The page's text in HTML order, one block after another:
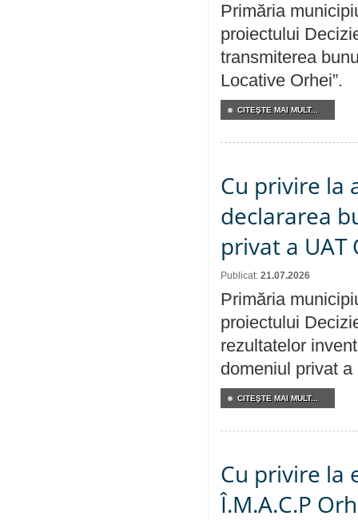
Primăria
proiectului
transmiterea
Locative Orhei”.
CITEŞTE MAI MULT...
Cu privire la
declararea
privat a UAT
Publicat: 21.07.2026
Primăria
proiectului
rezultatelor
domeniul privat a
CITEŞTE MAI MULT...
Cu privire la
Î.M.A.C.P